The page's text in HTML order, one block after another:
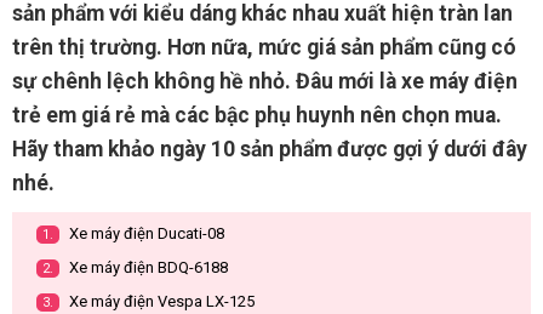
sản phẩm với kiểu dáng khác nhau xuất hiện tràn lan
trên thị trường. Hơn nữa, mức giá sản phẩm cũng có
sự chênh lệch không hề nhỏ. Đâu mới là xe máy điện
trẻ em giá rẻ mà các bậc phụ huynh nên chọn mua.
Hãy tham khảo ngày 10 sản phẩm được gợi ý dưới đây
nhé.
1. Xe máy điện Ducati-08
2. Xe máy điện BDQ-6188
3. Xe máy điện Vespa LX-125